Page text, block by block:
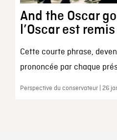
And the Oscar
l’Oscar est
Cette courte phrase,
prononcée par chaque
Perspective du conservateur | 26